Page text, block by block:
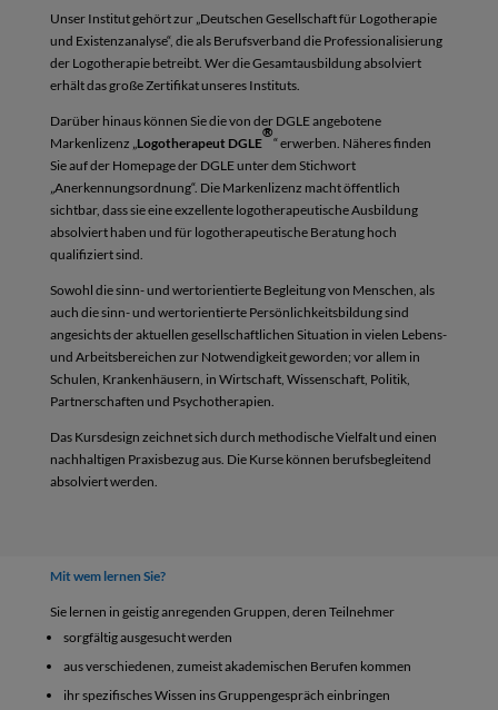
Unser Institut gehört zur „Deutschen Gesellschaftfür Logotherapie
und Existenzanalyse“, die als Berufsverband die Professionalisierung
der Logotherapie betreibt. Wer die Gesamtausbildung absolviert
erhält dasgroße Zertifikat unseres Instituts.
Darüber hinaus können Sie die von der DGLE angebotene
Markenlizenz „Logotherapeut DGLE
®
“erwerben. Näheres finden
Sie auf der Homepage der DGLE unter dem Stichwort
„Anerkennungsordnung“. Die Markenlizenz macht öffentlich
sichtbar, dasssie eine exzellente logotherapeutische Ausbildung
absolviert haben und für logotherapeutische Beratung hoch
qualifiziert sind.
Sowohl die sinn- und wertorientierte Begleitungvon Menschen, als
auch die sinn- und wertorientierte Persönlichkeitsbildung sind
angesichts deraktuellen gesellschaftlichen Situation in vielen Lebens-
und Arbeitsbereichen zur Notwendigkeitgeworden; vor allem in
Schulen, Krankenhäusern, in Wirtschaft, Wissenschaft, Politik,
Partnerschaften und Psychotherapien.
Das Kursdesign zeichnet sich durch methodischeVielfalt und einen
nachhaltigen Praxisbezug aus. Die Kurse können berufsbegleitend
absolviertwerden.
Mit wem lernen Sie?
Sie lernen in geistig anregenden Gruppen, deren Teilnehmer
sorgfältig ausgesucht werden
aus verschiedenen, zumeist akademischen Berufen kommen
ihr spezifisches Wissen ins Gruppengespräch einbringen